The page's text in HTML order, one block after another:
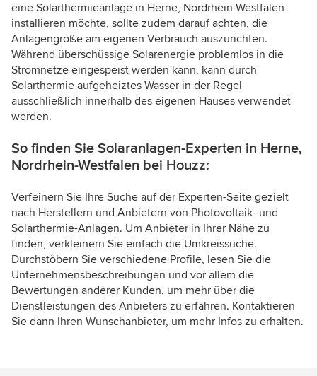
eine Solarthermieanlage in Herne, Nordrhein-Westfalen
installieren möchte, sollte zudem darauf achten, die
Anlagengröße am eigenen Verbrauch auszurichten.
Während überschüssige Solarenergie problemlos in die
Stromnetze eingespeist werden kann, kann durch
Solarthermie aufgeheiztes Wasser in der Regel
ausschließlich innerhalb des eigenen Hauses verwendet
werden.
So finden Sie Solaranlagen-Experten in Herne,
Nordrhein-Westfalen bei Houzz:
Verfeinern Sie Ihre Suche auf der Experten-Seite gezielt
nach Herstellern und Anbietern von Photovoltaik- und
Solarthermie-Anlagen. Um Anbieter in Ihrer Nähe zu
finden, verkleinern Sie einfach die Umkreissuche.
Durchstöbern Sie verschiedene Profile, lesen Sie die
Unternehmensbeschreibungen und vor allem die
Bewertungen anderer Kunden, um mehr über die
Dienstleistungen des Anbieters zu erfahren. Kontaktieren
Sie dann Ihren Wunschanbieter, um mehr Infos zu erhalten.